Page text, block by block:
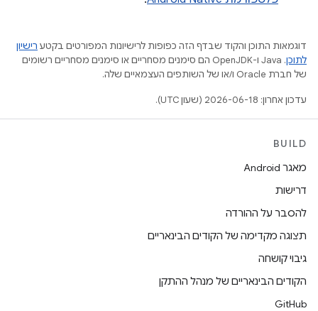
דוגמאות התוכן והקוד שבדף הזה כפופות לרישיונות המפורטים בקטע רישיון
לתוכן
.‏ Java ו-OpenJDK הם סימנים מסחריים או סימנים מסחריים רשומים
של חברת Oracle ו/או של השותפים העצמאיים שלה.
עדכון אחרון: 2026-06-18 (שעון UTC).
BUILD
מאגר Android
דרישות
להסבר על ההורדה
תצוגה מקדימה של הקודים הבינאריים
גיבוי קושחה
הקודים הבינאריים של מנהל ההתקן
GitHub